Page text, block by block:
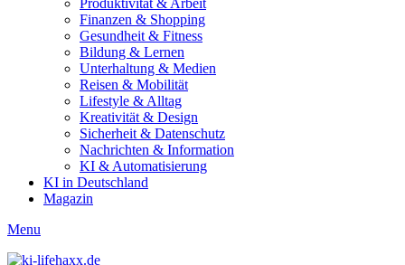
Produktivität & Arbeit
Finanzen & Shopping
Gesundheit & Fitness
Bildung & Lernen
Unterhaltung & Medien
Reisen & Mobilität
Lifestyle & Alltag
Kreativität & Design
Sicherheit & Datenschutz
Nachrichten & Information
KI & Automatisierung
KI in Deutschland
Magazin
Menu